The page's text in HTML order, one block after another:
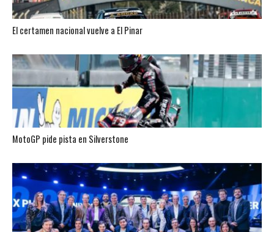
El certamen nacional vuelve a El Pinar
MotoGP pide pista en Silverstone